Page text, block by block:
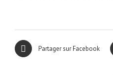
Partager sur Facebook